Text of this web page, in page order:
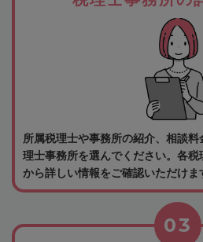
所属税理士や事務所の紹介、相談
理士事務所を選んでください。各
から詳しい情報をご確認いただけま
03